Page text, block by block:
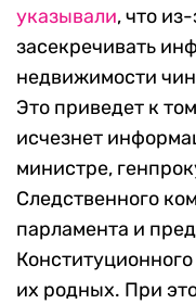
указывали, что
засекречивать
недвижимости
Это приведет к
исчезнет
министре,
Следственного
парламента и
их родных. При